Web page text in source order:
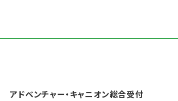
アドベンチャー・キャニオン総合受付